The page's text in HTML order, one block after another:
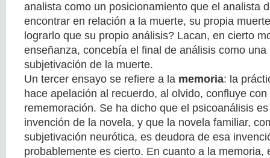
analista como un posicionamiento que el analista
encontrar en relación a la muerte, su propia
lograrlo que su propio análisis? Lacan, en cierto
enseñanza, concebía el final de análisis como una
subjetivación de la muerte.
Un tercer ensayo se refiere a la memoria: la
hace apelación al recuerdo, al olvido, confluye
rememoración. Se ha dicho que el psicoanálisis
invención de la novela, y que la novela familiar,
subjetivación neurótica, es deudora de esa
probablemente es cierto. En cuanto a la memoria,